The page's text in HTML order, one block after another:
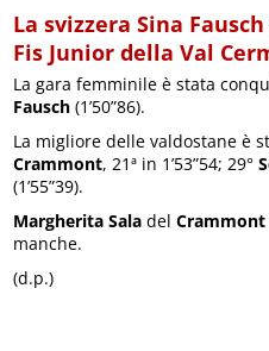
La svizzera Sina
Fis Junior della Val
La gara femminile è stata
Fausch (1’50”86).
La migliore delle valdostane è
Crammont, 21ª in 1’53”54; 29°
(1’55”39).
Margherita Sala delCrammont
manche.
(d.p.)